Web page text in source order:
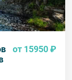
от 15950 ₽